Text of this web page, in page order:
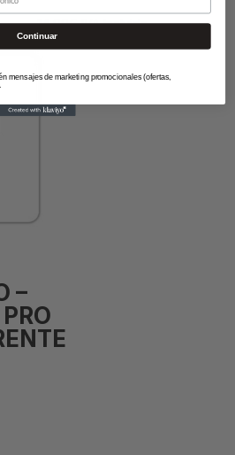
14,99€ IVA Incluido
–
Continuar
mensajes de marketing promocionales (ofertas,